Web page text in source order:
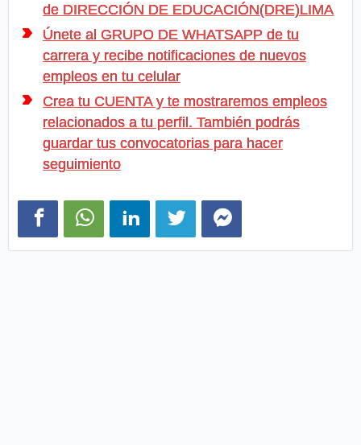
de DIRECCIÓN DE EDUCACIÓN(DRE)LIMA
Únete al GRUPO DE WHATSAPP de tu
carrera y recibe notificaciones de nuevos
empleos en tu celular
Crea tu CUENTA y te mostraremos empleos
relacionados a tu perfil. También podrás
guardar tus convocatorias para hacer
seguimiento